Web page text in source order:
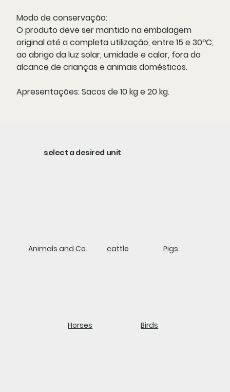
Modo de conservação:
O produto deve ser mantido na embalagem
original até a completa utilização, entre 15 e 30ºC,
ao abrigo da luz solar, umidade e calor, fora do
alcance de crianças e animais domésticos.
Apresentações:Sacos de 10 kg e 20 kg.
select a desired unit
Animals and Co.
Horses
cattle
Birds
Pigs